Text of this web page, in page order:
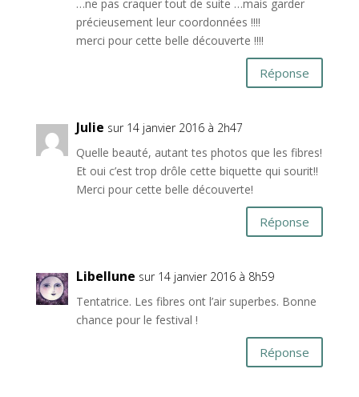
…ne pas craquer tout de suite …mais garder
précieusement leur coordonnées !!!!
merci pour cette belle découverte !!!!
Réponse
Julie sur 14 janvier 2016 à 2h47
Quelle beauté, autant tes photos que les fibres!
Et oui c’est trop drôle cette biquette qui sourit!!
Merci pour cette belle découverte!
Réponse
Libellune sur 14 janvier 2016 à 8h59
Tentatrice. Les fibres ont l’air superbes. Bonne
chance pour le festival !
Réponse